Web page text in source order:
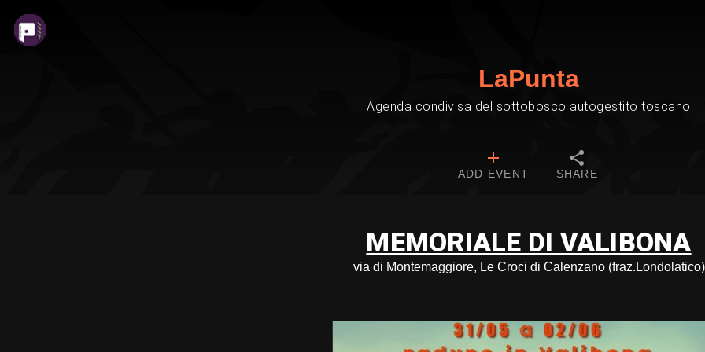
LaPunta
Agenda condivisa del sottobosco autogestito toscano
ADD EVENT SHARE
MEMORIALE DI VALIBONA
via di Montemaggiore, Le Croci di Calenzano (fraz.Londolatico)